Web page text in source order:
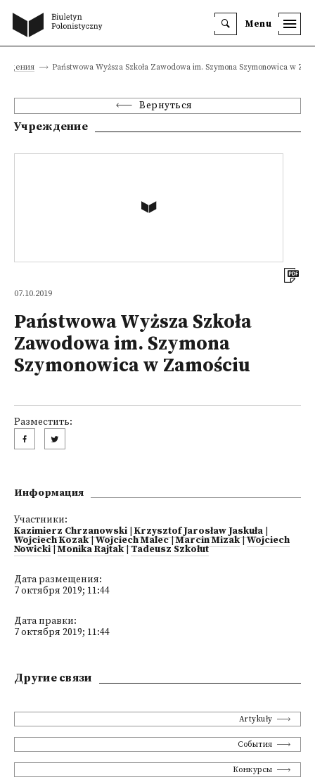
Menu
Państwowa Wyższa Szkoła Zawodowa im. Szymona Szymonowica w
Вернуться
Учреждение
07.10.2019
Państwowa Wyższa Szkoła
Zawodowa im. Szymona
Szymonowica w Zamościu
Разместить:
Информация
Участники:
Kazimierz Chrzanowski Krzysztof Jarosław Jaskuła
Wojciech Kozak|Wojciech Malec|Marcin Mizak|Wojciech
Nowicki|Monika Rajtak|Tadeusz Szkołut
Дата размещения:
7 октября 2019; 11:44
Дата правки:
7 октября 2019; 11:44
Другие связи
Artykuły
События
Конкурсы